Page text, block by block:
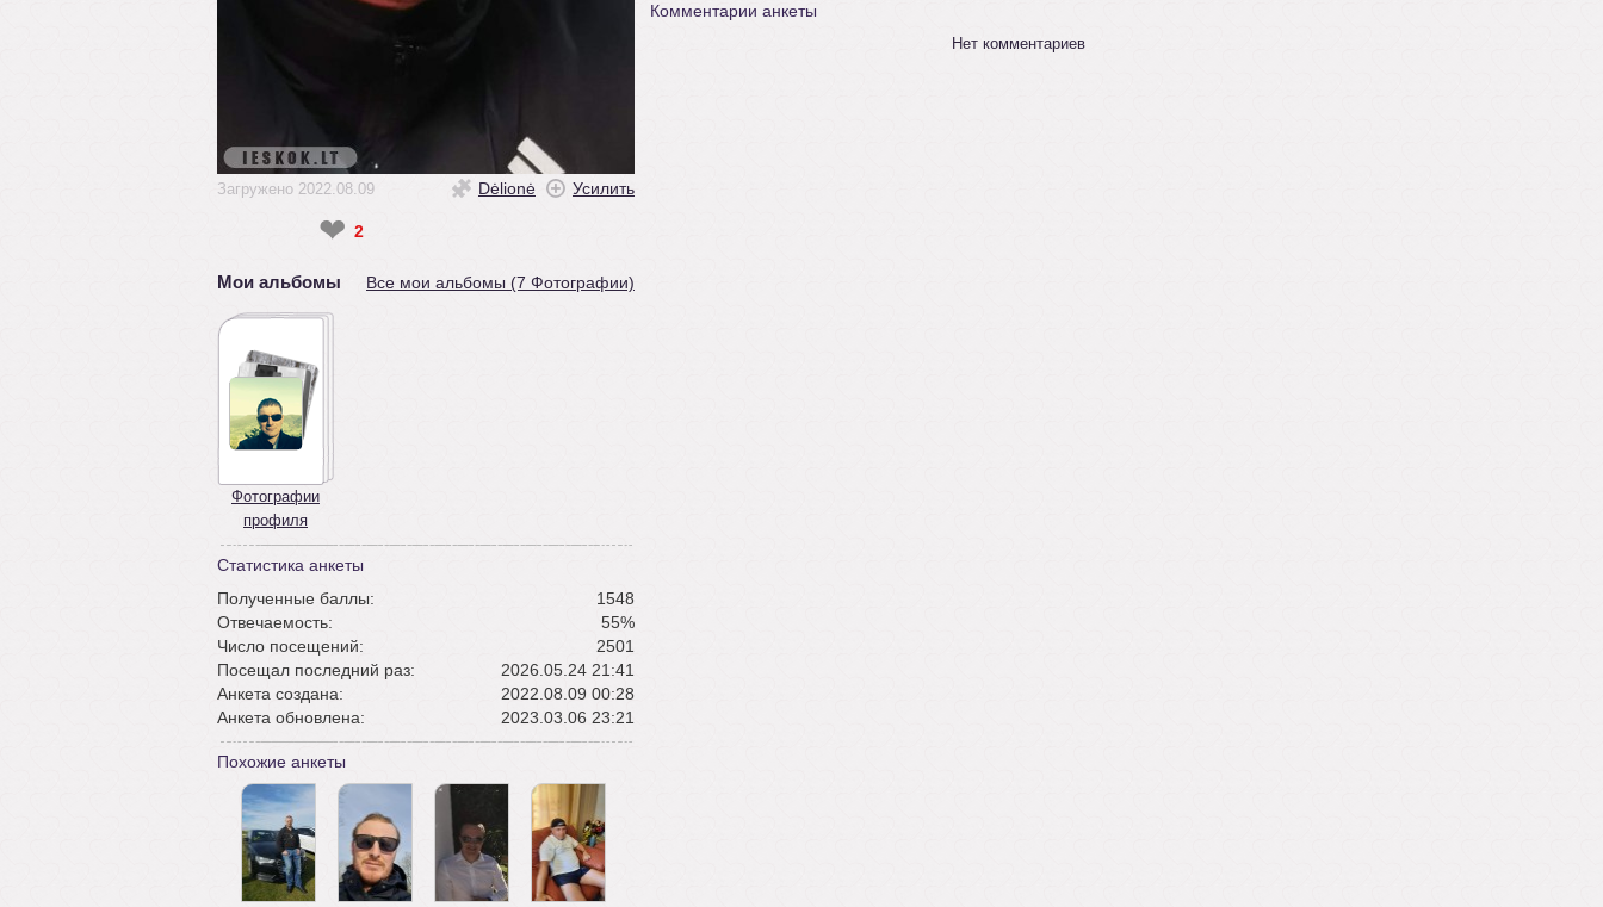
Загружено 2022.08.09 Dėlionė Усилить
❤ 2
Мои альбомы Все мои альбомы (7 Фотографии)
Фотографии
профиля
Статистика анкеты
Полученные баллы:
1548
Отвечаемость:
55%
Число посещений:
2501
Посещал последний раз:
2026.05.24 21:41
Анкета создана:
2022.08.09 00:28
Анкета обновлена:
2023.03.06 23:21
Похожие анкеты
Комментарии анкеты
Нет комментариев